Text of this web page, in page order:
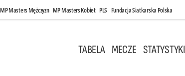
MP Masters Mężczyzn MP Masters Kobiet PLS Fundacja Siatkarska Polska
TABELA MECZE STATYSTYKI